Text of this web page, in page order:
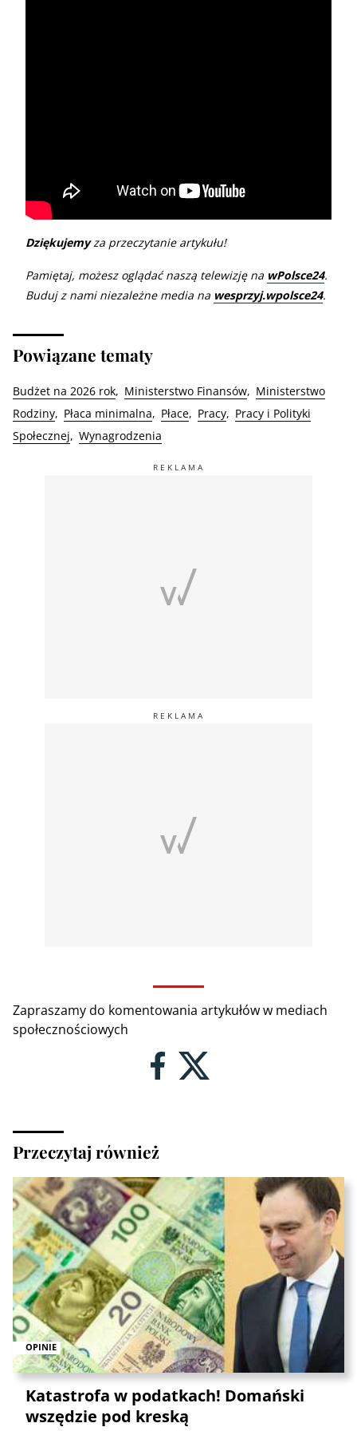
Dziękujemyza przeczytanie artykułu!
Pamiętaj, możesz oglądać naszą telewizję na wPolsce24.
Buduj z nami niezależne media na wesprzyj.wpolsce24.
Powiązane tematy
Budżet na 2026 rok Ministerstwo Finansów
Ministerstwo
Rodziny
Płaca minimalna Płace Pracy
Pracy i Polityki
Społecznej
Wynagrodzenia
Zapraszamy do komentowania artykułów w mediach
społecznościowych
Przeczytaj również
OPINIE
Katastrofa w podatkach! Domański
wszędzie pod kreską